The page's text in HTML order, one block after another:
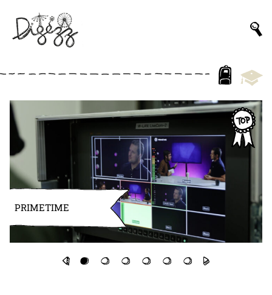
PRIMETIME